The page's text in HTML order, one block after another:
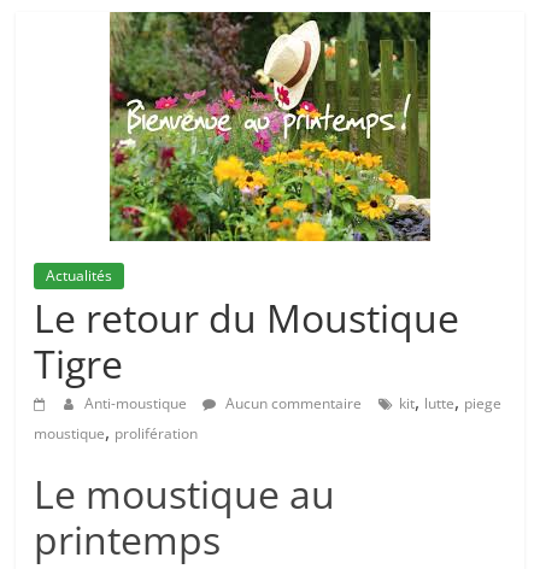
Actualités
Le retour du Moustique
Tigre
Anti-moustique Aucun commentaire kit, lutte, piege
moustique, prolifération
Le moustique au
printemps